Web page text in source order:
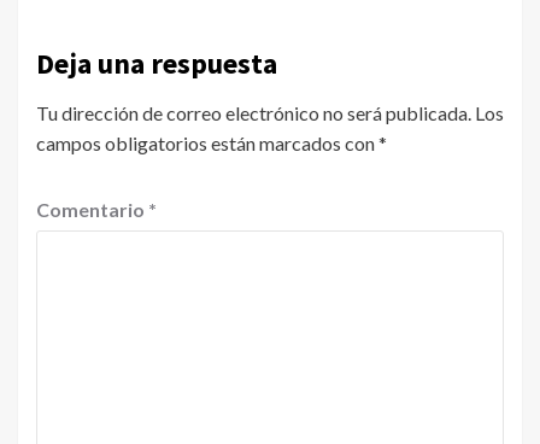
Deja una respuesta
Tu dirección de correo electrónico no será publicada. Los
campos obligatorios están marcados con*
Comentario *